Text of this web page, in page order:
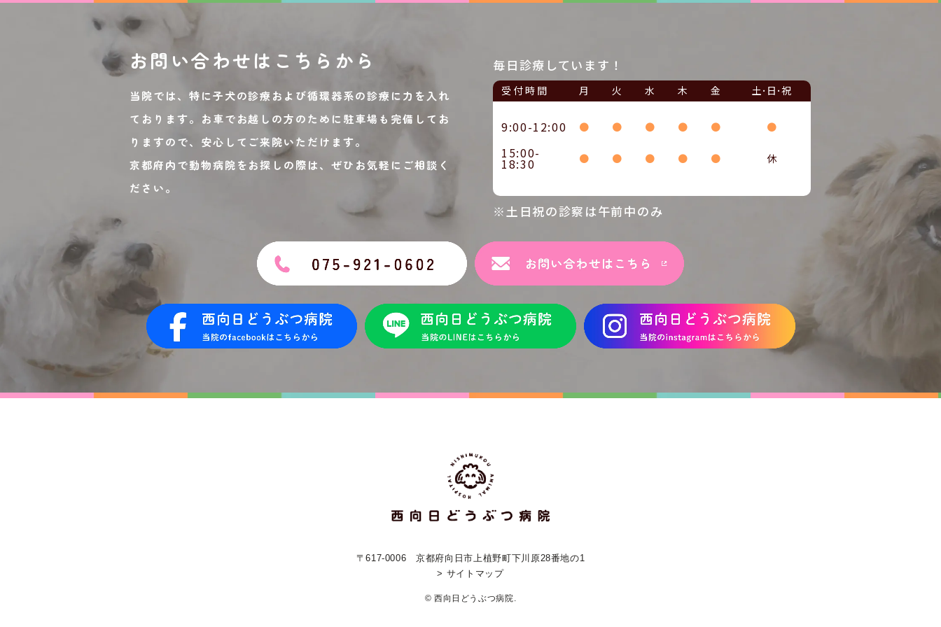
お問い合わせは こちらから
当院では、特に子犬の診療および循環器系の診療に力を入れ
ております。お車でお越しの方のために駐車場も完備してお
りますので、安心してご来院いただけます。
京都府内で動物病院をお探しの際は、ぜひお気軽にご相談く
ださい。
毎日診療しています！
受付時間 月 火 水 木 金 土･日･祝
9:00-12:00 ● ● ● ● ● ●
15:00-
18:30 ● ● ● ● ● 休
※土日祝の診察は午前中のみ
〒617-0006京都府向日市上植野町下川原28番地の1
> サイトマップ
© 西向日どうぶつ病院.